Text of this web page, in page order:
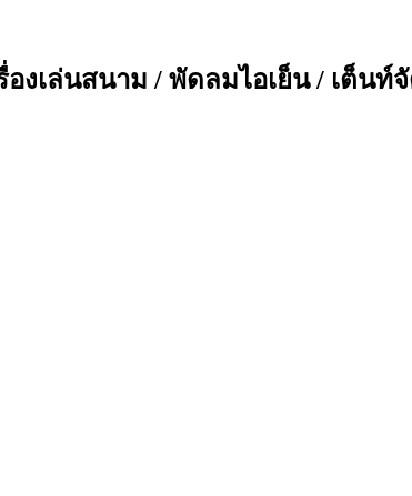
งเล่นสนาม / พัดลมไอเย็น / เต็นท์